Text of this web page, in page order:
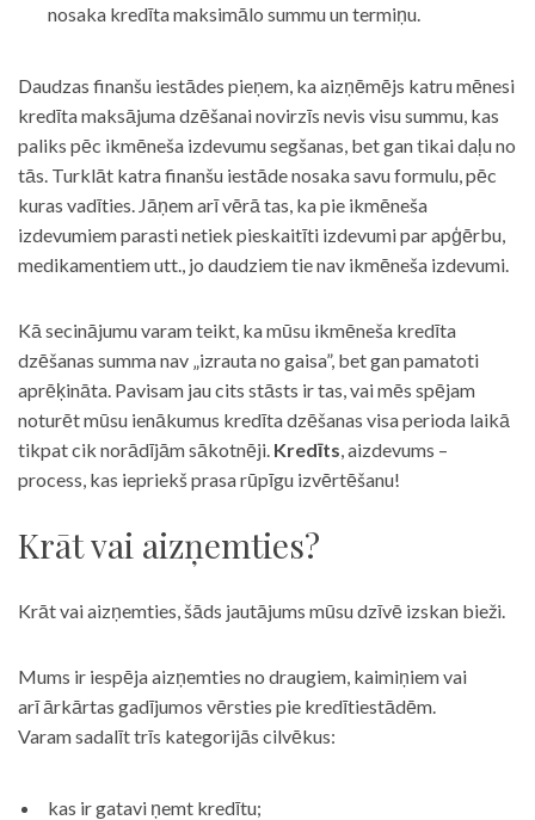
nosaka kredīta maksimālo summu un termiņu.
Daudzas finanšu iestādes pieņem, ka aizņēmējs katru mēnesi
kredīta maksājuma dzēšanai novirzīs nevis visu summu, kas
paliks pēc ikmēneša izdevumu segšanas, bet gan tikai daļu no
tās. Turklāt katra finanšu iestāde nosaka savu formulu, pēc
kuras vadīties. Jāņem arī vērā tas, ka pie ikmēneša
izdevumiem parasti netiek pieskaitīti izdevumi par apģērbu,
medikamentiem utt., jo daudziem tie nav ikmēneša izdevumi.
Kā secinājumu varam teikt, ka mūsu ikmēneša kredīta
dzēšanas summa nav „izrauta no gaisa”, bet gan pamatoti
aprēķināta. Pavisam jau cits stāsts ir tas, vai mēs spējam
noturēt mūsu ienākumus kredīta dzēšanas visa perioda laikā
tikpat cik norādījām sākotnēji. Kredīts, aizdevums –
process, kas iepriekš prasa rūpīgu izvērtēšanu!
Krāt vai aizņemties?
Krāt vai aizņemties, šāds jautājums mūsu dzīvē izskan bieži.
Mums ir iespēja aizņemties no draugiem, kaimiņiem vai
arī ārkārtas gadījumos vērsties pie kredītiestādēm.
Varam sadalīt trīs kategorijās cilvēkus:
kas ir gatavi ņemt kredītu;